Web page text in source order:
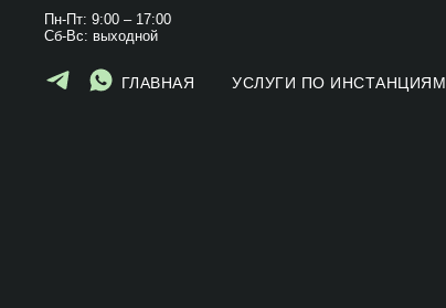
Пн-Пт: 9:00 – 17:00
Сб-Вс: выходной
ГЛАВНАЯ УСЛУГИ ПО ИНСТАНЦИЯМ